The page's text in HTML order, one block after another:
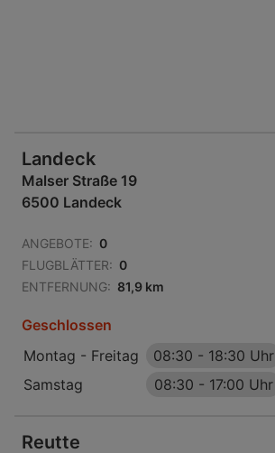
Landeck
Malser Straße 19
6500 Landeck
ANGEBOTE: 0
FLUGBLÄTTER: 0
ENTFERNUNG: 81,9 km
Geschlossen
Montag - Freitag
08:30 - 18:30 Uhr
Samstag
08:30 - 17:00 Uhr
Reutte